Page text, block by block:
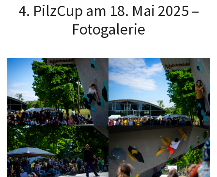
4. PilzCup am 18. Mai 2025 –
Fotogalerie